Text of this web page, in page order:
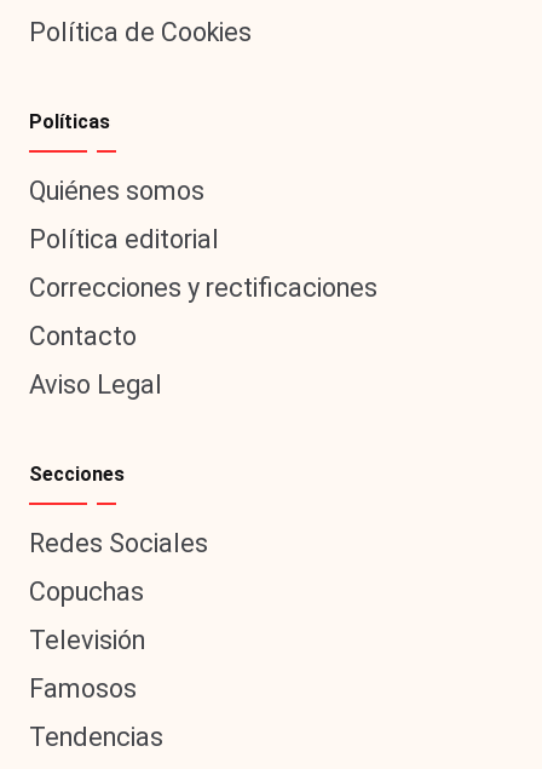
Política de Cookies
Políticas
Quiénes somos
Política editorial
Correcciones y rectificaciones
Contacto
Aviso Legal
Secciones
Redes Sociales
Copuchas
Televisión
Famosos
Tendencias